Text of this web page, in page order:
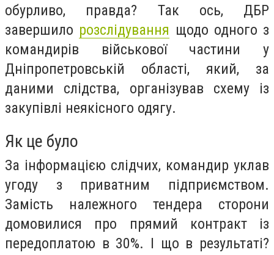
обурливо, правда? Так ось, ДБР
завершило розслідування щодо одного з
командирів військової частини у
Дніпропетровській області, який, за
даними слідства, організував схему із
закупівлі неякісного одягу.
Як це було
За інформацією слідчих, командир уклав
угоду з приватним підприємством.
Замість належного тендера сторони
домовилися про прямий контракт із
передоплатою в 30%. І що в результаті?